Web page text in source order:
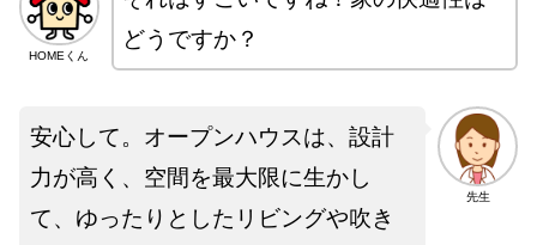
HOMEくん
どうですか？
先生
安心して。オープンハウスは、設計
力が高く、空間を最大限に生かし
て、ゆったりとしたリビングや吹き